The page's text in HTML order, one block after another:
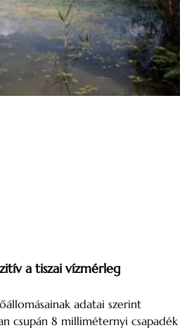
a tiszai vízmérleg
adatai szerint
csupán 8 milliméternyi csapadék